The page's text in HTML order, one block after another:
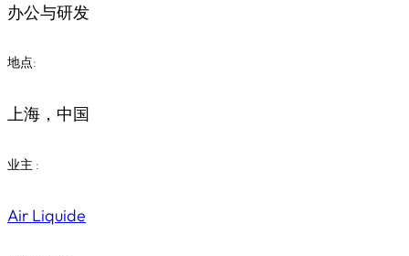
办公与研发
地点:
上海，中国
业主 :
Air Liquide